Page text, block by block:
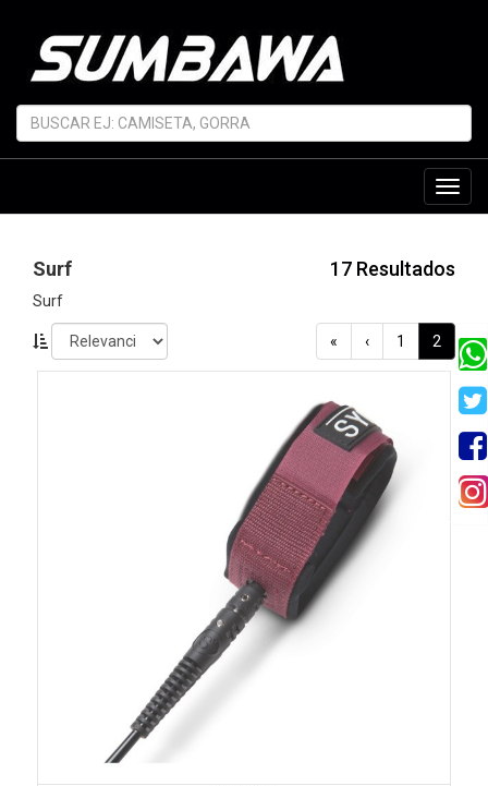
Surf 17 Resultados
Surf
« ‹ 1 2